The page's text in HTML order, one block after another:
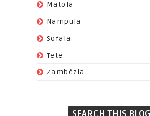
Matola
Nampula
Sofala
Tete
Zambézia
SEARCH THIS BLOG